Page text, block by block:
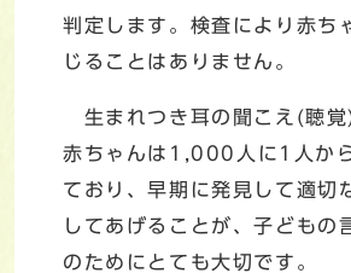
判定します。検査により赤ち
じることはありません。
生まれつき耳の聞こえ(聴覚
赤ちゃんは1,000人に1人か
ており、早期に発見して適切
してあげることが、子どもの
のためにとても大切です。